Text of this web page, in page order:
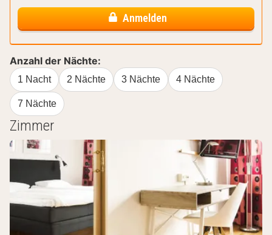
Anmelden
Anzahl der Nächte:
1 Nacht 2 Nächte 3 Nächte 4 Nächte
7 Nächte
Zimmer